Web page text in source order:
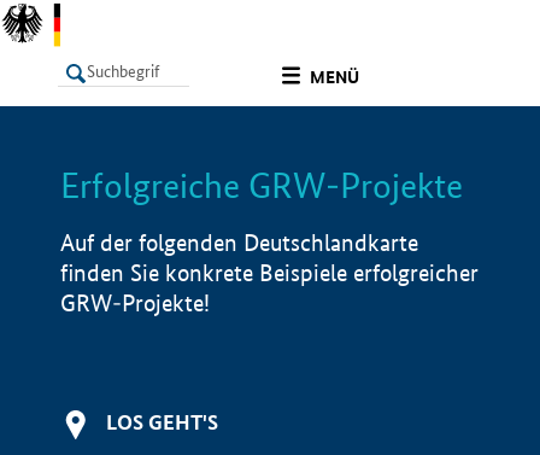
MENÜ
LISTE Info
Erfolgreiche GRW-Projekte
Auf der folgenden Deutschlandkarte
finden Sie konkrete Beispiele erfolgreicher
GRW-Projekte!
LOS GEHT'S